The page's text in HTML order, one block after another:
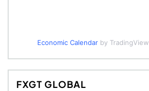
Economic Calendarby TradingView
FXGT GLOBAL